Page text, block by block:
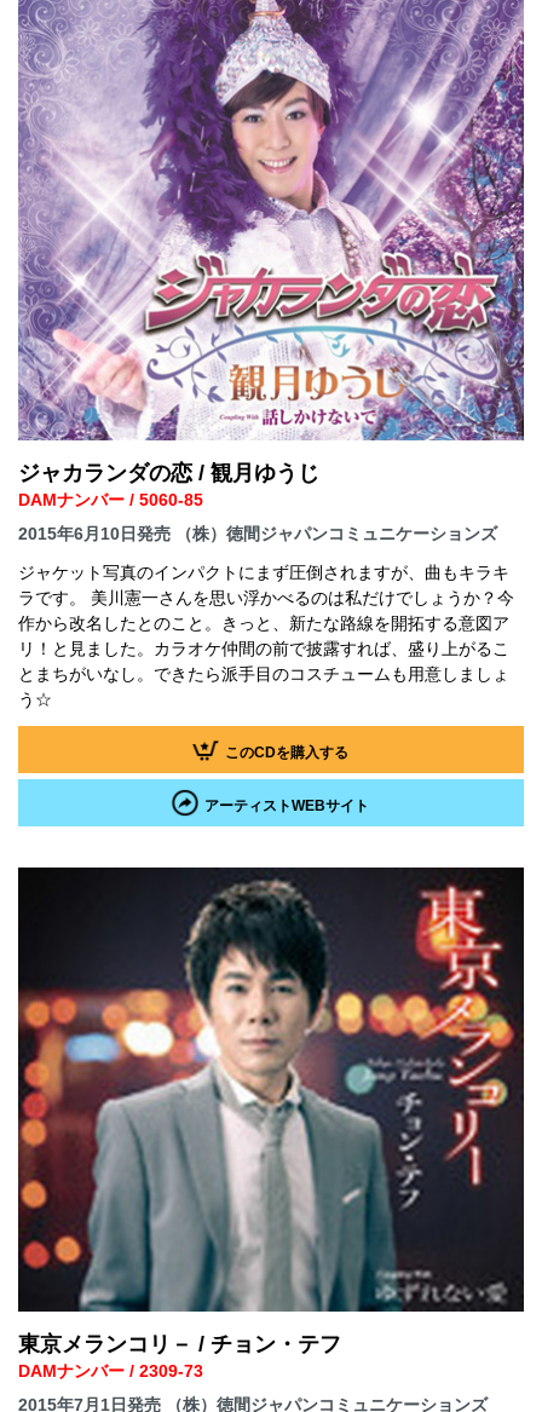
ジャカランダの恋 / 観月ゆうじ
DAMナンバー / 5060-85
2015年6月10日発売 （株）徳間ジャパンコミュニケーションズ
ジャケット写真のインパクトにまず圧倒されますが、曲もキラキ
ラです。 美川憲一さんを思い浮かべるのは私だけでしょうか？今
作から改名したとのこと。きっと、新たな路線を開拓する意図ア
リ！と見ました。カラオケ仲間の前で披露すれば、盛り上がるこ
とまちがいなし。できたら派手目のコスチュームも用意しましょ
う☆
このCDを購入する
アーティストWEBサイト
東京メランコリ－ / チョン・テフ
DAMナンバー / 2309-73
2015年7月1日発売 （株）徳間ジャパンコミュニケーションズ